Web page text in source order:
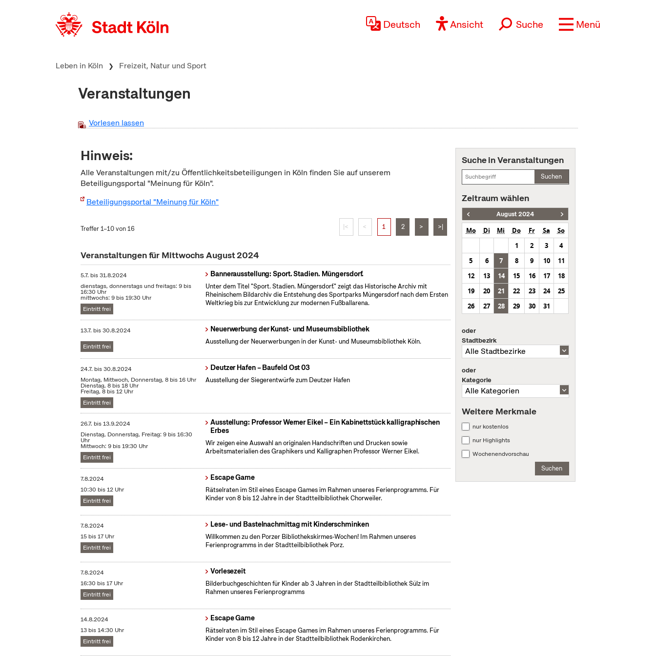
Deutsch Ansicht Suche Menü
Leben in Köln Freizeit, Natur und Sport
Veranstaltungen
Vorlesen lassen
Hinweis:
Alle Veranstaltungen mit/zu Öffentlichkeitsbeteiligungen in Köln finden Sie auf unserem
Beteiligungsportal "Meinung für Köln".
Beteiligungsportal "Meinung für Köln"
Treffer 1–10 von 16 |< < 1 2 > >|
Veranstaltungen für Mittwochs August 2024
5.7. bis31.8.2024
dienstags, donnerstags und freitags: 9 bis
16:30 Uhr
mittwochs: 9 bis 19:30 Uhr
Eintritt frei
Bannerausstellung: Sport. Stadien. Müngersdorf.
Unter dem Titel "Sport. Stadien. Müngersdorf." zeigt das Historische Archiv mit
Rheinischem Bildarchiv die Entstehung des Sportparks Müngersdorf nach dem Ersten
Weltkrieg bis zur Entwicklung zur modernen Fußballarena.
13.7. bis30.8.2024
Eintritt frei
Neuerwerbung der Kunst- und Museumsbibliothek
Ausstellung der Neuerwerbungen in der Kunst- und Museumsbibliothek Köln.
24.7. bis30.8.2024
Montag, Mittwoch, Donnerstag, 8 bis 16 Uhr
Dienstag, 8 bis 18 Uhr
Freitag, 8 bis 12 Uhr
Eintritt frei
Deutzer Hafen – Baufeld Ost 03
Ausstellung der Siegerentwürfe zum Deutzer Hafen
26.7. bis13.9.2024
Dienstag, Donnerstag, Freitag: 9 bis 16:30
Uhr
Mittwoch: 9 bis 19:30 Uhr
Eintritt frei
Ausstellung: Professor Werner Eikel – Ein Kabinettstück kalligraphischen
Erbes
Wir zeigen eine Auswahl an originalen Handschriften und Drucken sowie
Arbeitsmaterialien des Graphikers und Kalligraphen Professor Werner Eikel.
7.8.2024
10:30 bis 12 Uhr
Eintritt frei
Escape Game
Rätselraten im Stil eines Escape Games im Rahmen unseres Ferienprogramms. Für
Kinder von 8 bis 12 Jahre in der Stadtteilbibliothek Chorweiler.
7.8.2024
15 bis 17 Uhr
Eintritt frei
Lese- und Bastelnachmittag mit Kinderschminken
Willkommen zu den Porzer Bibliothekskirmes-Wochen! Im Rahmen unseres
Ferienprogramms in der Stadtteilbibliothek Porz.
7.8.2024
16:30 bis 17 Uhr
Eintritt frei
Vorlesezeit
Bilderbuchgeschichten für Kinder ab 3 Jahren in der Stadtteilbibliothek Sülz im
Rahmen unseres Ferienprogramms
14.8.2024
13 bis 14:30 Uhr
Eintritt frei
Escape Game
Rätselraten im Stil eines Escape Games im Rahmen unseres Ferienprogramms. Für
Kinder von 8 bis 12 Jahre in der Stadtteilbibliothek Rodenkirchen.
Suche in Veranstaltungen
Suchen
Zeitraum wählen
August 2024
Mo Di Mi Do Fr Sa
So
1
2 3
4
5
6 7 8 9 10
11
12
13 14 15 16 17
18
19
20 21 22 23 24
25
26
27 28 29 30 31
oder
Stadtbezirk
oder
Kategorie
Weitere Merkmale
nur kostenlos
nur Highlights
Wochenendvorschau
Suchen